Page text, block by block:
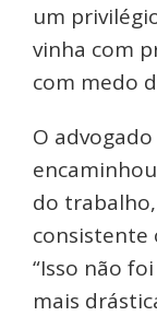
um
vinha com
com medo
O
do
consistente
“Isso não
mais